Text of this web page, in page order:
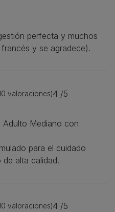
perfecta y muchos
y se agradece).
valoraciones)4 /5
Adulto Mediano con
para el cuidado
alta calidad.
valoraciones)4 /5